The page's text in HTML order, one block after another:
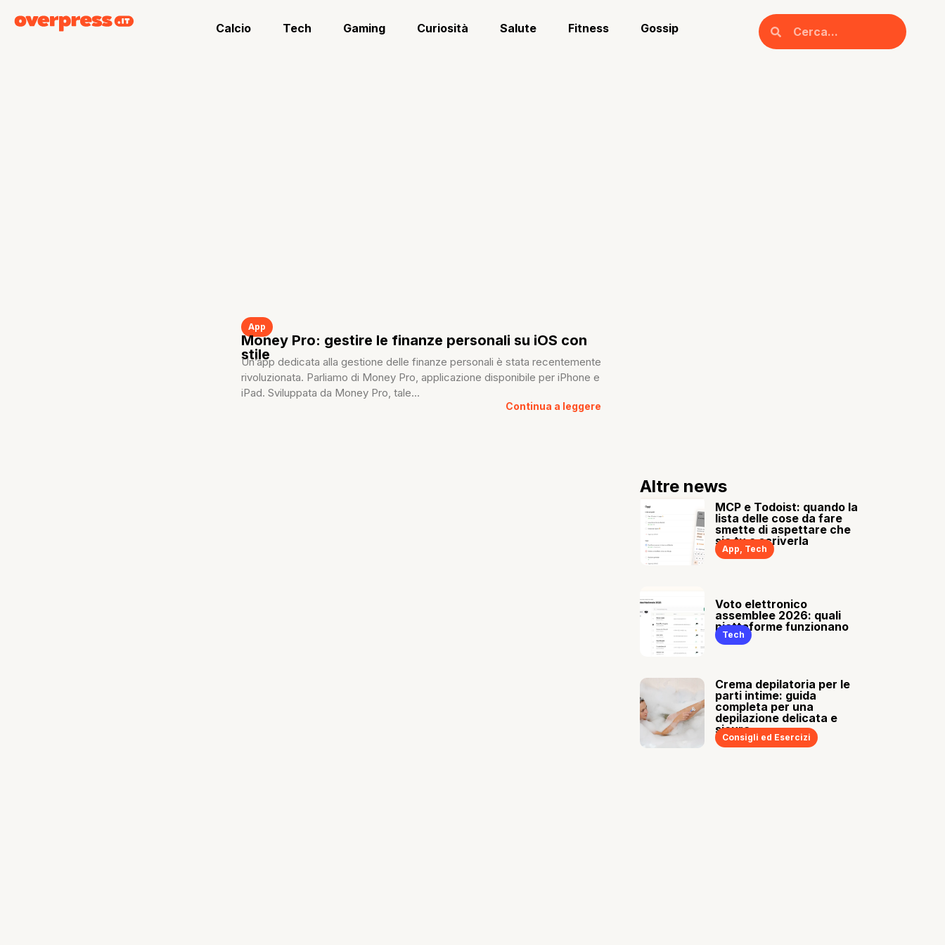
Calcio Tech Gaming Curiosità Salute Fitness Gossip
App
Money Pro: gestire le finanze personali su iOS con
stile
Un’app dedicata alla gestione delle finanze personali è stata recentemente
rivoluzionata. Parliamo di Money Pro, applicazione disponibile per iPhone e
iPad. Sviluppata da Money Pro, tale...
Continua a leggere
Altre news
MCP e Todoist: quando la
lista delle cose da fare
smette di aspettare che
sia tu a scriverla
App, Tech
Voto elettronico
assemblee 2026: quali
piattaforme funzionano
Tech
Crema depilatoria per le
parti intime: guida
completa per una
depilazione delicata e
sicura
Consigli ed Esercizi